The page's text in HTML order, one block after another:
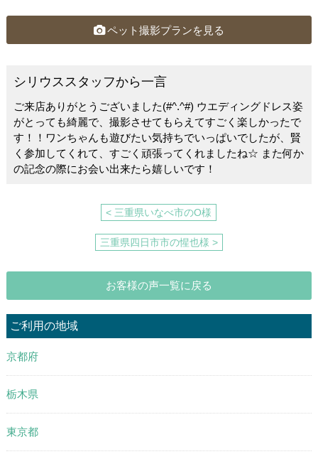
c
o
o
k
e
tt
erペット撮影プランを見る
シリウススタッフから一言
ご来店ありがとうございました(#^.^#) ウエディングドレス姿
がとっても綺麗で、撮影させてもらえてすごく楽しかったで
す！！ワンちゃんも遊びたい気持ちでいっぱいでしたが、賢
く参加してくれて、すごく頑張ってくれましたね☆ また何か
の記念の際にお会い出来たら嬉しいです！
< 三重県いなべ市のO様
三重県四日市市の惺也様 >
お客様の声一覧に戻る
ご利用の地域
京都府
栃木県
東京都